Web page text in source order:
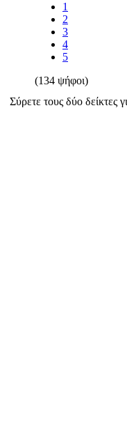
1
2
3
4
5
(134 ψήφοι)
Σύρετε τους δύο δείκτες